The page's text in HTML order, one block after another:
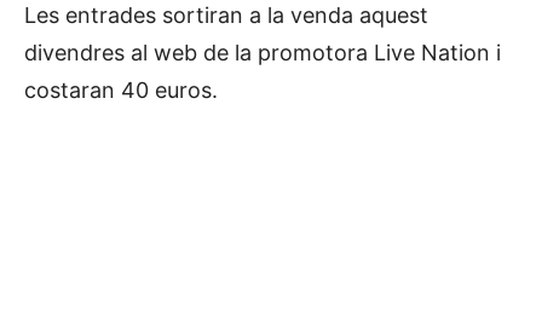
Les entrades sortiran a la venda aquest
divendres al web de la promotora Live Nation i
costaran 40 euros.